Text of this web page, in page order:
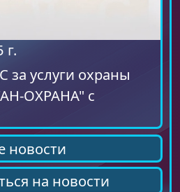
г.
услуги охраны
ОХРАНА" с
новости
на новости